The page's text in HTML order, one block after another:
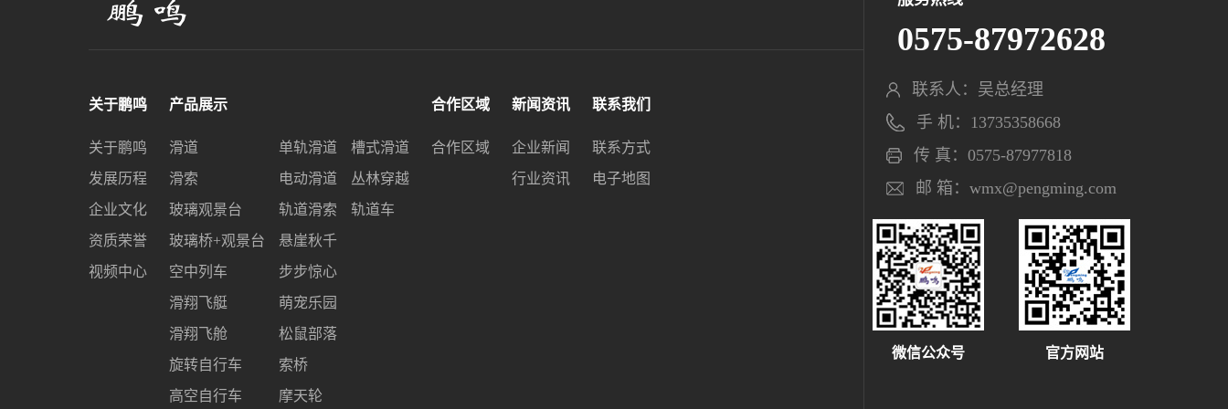
关于鹏鸣
关于鹏鸣
发展历程
企业文化
资质荣誉
视频中心
产品展示
滑道
滑索
玻璃观景台
玻璃桥+观景台
空中列车
滑翔飞艇
滑翔飞舱
旋转自行车
高空自行车
单轨滑道
电动滑道
轨道滑索
悬崖秋千
步步惊心
萌宠乐园
松鼠部落
索桥
摩天轮
槽式滑道
丛林穿越
轨道车
合作区域
合作区域
新闻资讯
企业新闻
行业资讯
联系我们
联系方式
电子地图
0575-87972628
联系人：吴总经理
手 机：13735358668
传 真：0575-87977818
邮 箱：wmx@pengming.com
微信公众号 官方网站